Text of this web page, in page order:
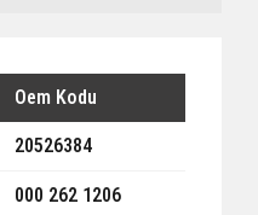
Oem Kodu
20526384
000 262 1206